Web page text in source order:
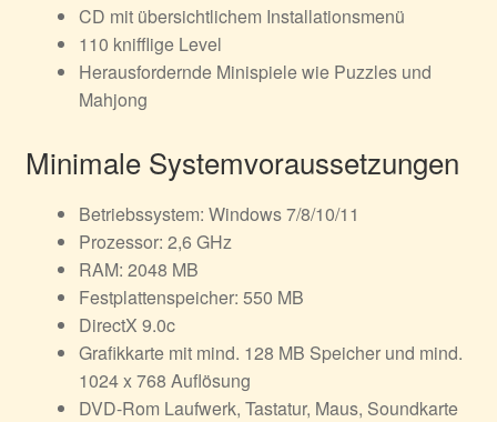
CD mit übersichtlichem Installationsmenü
110 knifflige Level
Herausfordernde Minispiele wie Puzzles und
Mahjong
Minimale Systemvoraussetzungen
Betriebssystem: Windows 7/8/10/11
Prozessor: 2,6 GHz
RAM: 2048 MB
Festplattenspeicher: 550 MB
DirectX 9.0c
Grafikkarte mit mind. 128 MB Speicher und mind.
1024 x 768 Auflösung
DVD-Rom Laufwerk, Tastatur, Maus, Soundkarte